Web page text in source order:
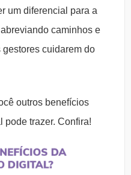
um diferencial para a
caminhos e
cuidarem do
outros benefícios
pode trazer. Confira!